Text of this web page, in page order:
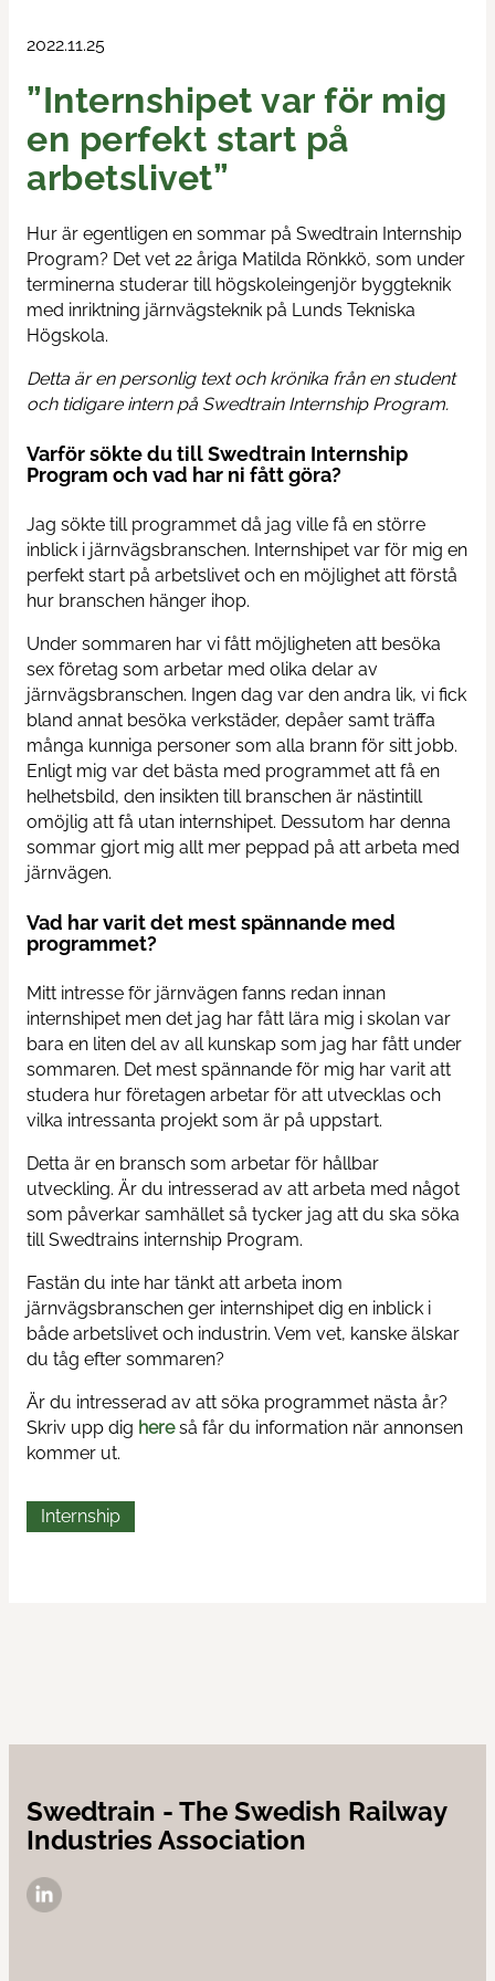
Swedtrain's graduation prize
Swedtrain Internship Program
Open board meetings
Career paths
Members
Focus groups
Contact us
News
2022.11.25
”Internshipet var för mig
en perfekt start på
arbetslivet”
Hur är egentligen en sommar på Swedtrain Internship
Program? Det vet 22 åriga Matilda Rönkkö, som under
terminerna studerar till högskoleingenjör byggteknik
med inriktning järnvägsteknik på Lunds Tekniska
Högskola.
Detta är en personlig text och krönika från en student
och tidigare intern på Swedtrain Internship Program.
Varför sökte du till Swedtrain Internship
Program och vad har ni fått göra?
Jag sökte till programmet då jag ville få en större
inblick i järnvägsbranschen. Internshipet var för mig en
perfekt start på arbetslivet och en möjlighet att förstå
hur branschen hänger ihop.
Under sommaren har vi fått möjligheten att besöka
sex företag som arbetar med olika delar av
järnvägsbranschen. Ingen dag var den andra lik, vi fick
bland annat besöka verkstäder, depåer samt träffa
många kunniga personer som alla brann för sitt jobb.
Enligt mig var det bästa med programmet att få en
helhetsbild, den insikten till branschen är nästintill
omöjlig att få utan internshipet. Dessutom har denna
sommar gjort mig allt mer peppad på att arbeta med
järnvägen.
Vad har varit det mest spännande med
programmet?
Mitt intresse för järnvägen fanns redan innan
internshipet men det jag har fått lära mig i skolan var
bara en liten del av all kunskap som jag har fått under
sommaren. Det mest spännande för mig har varit att
studera hur företagen arbetar för att utvecklas och
vilka intressanta projekt som är på uppstart.
Detta är en bransch som arbetar för hållbar
utveckling. Är du intresserad av att arbeta med något
som påverkar samhället så tycker jag att du ska söka
till Swedtrains internship Program.
Fastän du inte har tänkt att arbeta inom
järnvägsbranschen ger internshipet dig en inblick i
både arbetslivet och industrin. Vem vet, kanske älskar
du tåg efter sommaren?
Är du intresserad av att söka programmet nästa år?
Skriv upp dig hereså får du information när annonsen
kommer ut.
Internship
Swedtrain - The Swedish Railway
Industries Association